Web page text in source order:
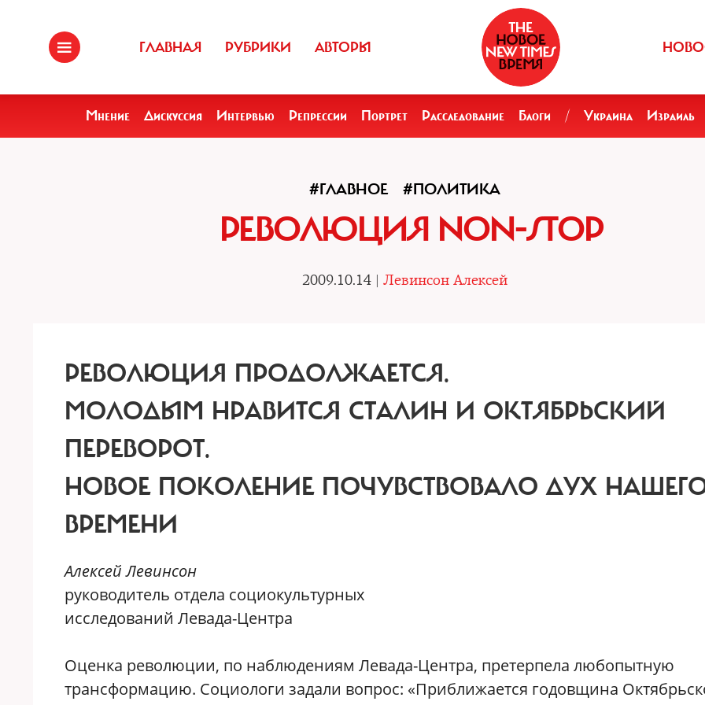
ГЛАВНАЯ РУБРИКИ АВТОРЫ
Мнение Дискуссия Интервью Репрессии Портрет Расследование Блоги / Украина Израиль
#ГЛАВНОЕ #ПОЛИТИКА
РЕВОЛЮЦИЯ NON-STOP
2009.10.14 | Левинсон Алексей
РЕВОЛЮЦИЯ ПРОДОЛЖАЕТСЯ.
МОЛОДЫМ НРАВИТСЯ СТАЛИН И ОКТЯБРЬСКИЙ
ПЕРЕВОРОТ.
НОВОЕ ПОКОЛЕНИЕ ПОЧУВСТВОВАЛО ДУХ
ВРЕМЕНИ
Алексей Левинсон
руководитель отдела социокультурных
исследований Левада-Центра
Оценка революции, по наблюдениям Левада-Центра, претерпела любопытную
трансформацию. Социологи задали вопрос: «Приближается годовщина